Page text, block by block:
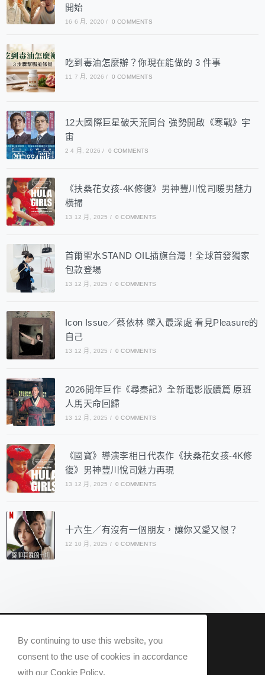
開始
16 6 月, 2020 / 0 COMMENTS
吃到毒油怎麼辦？你現在能做的 3 件事
11 7 月, 2026 / 0 COMMENTS
12大國際巨星破天荒同台 強勢開啟《寒戰》宇
宙
2 4 月, 2026 / 0 COMMENTS
《扶桑花女孩-4K修復》男神豐川悅司暖男魅力
橫掃
13 12 月, 2025 / 0 COMMENTS
首爾聖水STAND OIL插旗台灣！全球首發獨家
包款登場
13 12 月, 2025 / 0 COMMENTS
Icon Issue／蔡依林 墜入最深處 看見Pleasure的
自己
13 12 月, 2025 / 0 COMMENTS
2026開年巨作《尋秦記》全新電影版續篇 原班
人馬天命回歸
13 12 月, 2025 / 0 COMMENTS
《國寶》導演李相日代表作《扶桑花女孩-4K修
復》男神豐川悅司魅力再現
13 12 月, 2025 / 0 COMMENTS
十六生／有沒有一個朋友，讓你又愛又恨？
12 10 月, 2025 / 0 COMMENTS
Now Q 2020 @ All rights reserved.
By continuing to use this website, you
consent to the use of cookies in accordance
with our Cookie Policy.